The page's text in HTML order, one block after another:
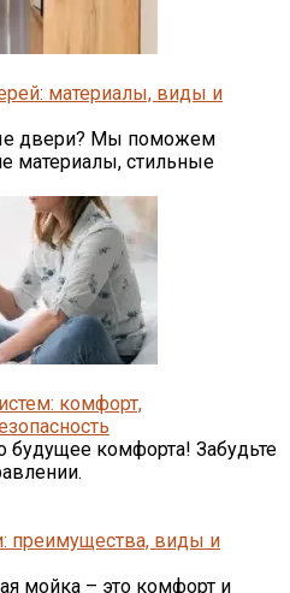
материалы, виды и
двери? Мы поможем
материалы, стильные
комфорт,
будущее комфорта! Забудьте
преимущества, виды и
мойка – это комфорт и